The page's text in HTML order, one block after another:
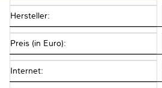
Hersteller:
Preis (in Euro):
Internet: